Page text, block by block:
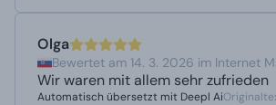
Olga
Bewertet am 14. 3. 2026 im Internet
Wir waren mit allem sehr zufrieden
Automatisch übersetzt mit Deepl Ai